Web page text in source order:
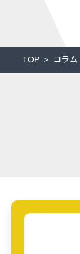
TOP コラム